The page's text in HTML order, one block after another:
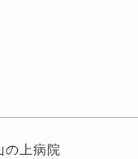
上病院